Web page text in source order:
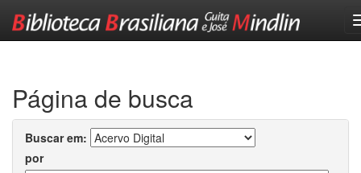
Página de busca
Buscar em:
por